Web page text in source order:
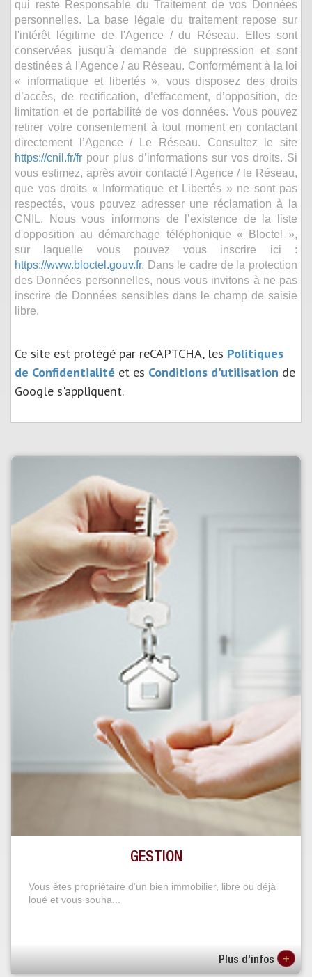
qui reste Responsable du Traitement de vos Données
personnelles. La base légale du traitement repose sur
l'intérêt légitime de l'Agence / du Réseau. Elles sont
conservées jusqu'à demande de suppression et sont
destinées à l'Agence / au Réseau. Conformément à la loi
« informatique et libertés », vous disposez des droits
d’accès, de rectification, d’effacement, d’opposition, de
limitation et de portabilité de vos données. Vous pouvez
retirer votre consentement à tout moment en contactant
directement l’Agence / Le Réseau. Consultez le site
https://cnil.fr/fr pour plus d’informations sur vos droits. Si
vous estimez, après avoir contacté l'Agence / le Réseau,
que vos droits « Informatique et Libertés » ne sont pas
respectés, vous pouvez adresser une réclamation à la
CNIL. Nous vous informons de l’existence de la liste
d'opposition au démarchage téléphonique « Bloctel »,
sur laquelle vous pouvez vous inscrire ici :
https://www.bloctel.gouv.fr. Dans le cadre de la protection
des Données personnelles, nous vous invitons à ne pas
inscrire de Données sensibles dans le champ de saisie
libre.
Ce site est protégé par reCAPTCHA, les Politiques
de Confidentialité et es Conditions d'utilisation de
Google s'appliquent.
GESTION
Vous êtes propriétaire d'un bien immobilier, libre ou déjà
loué et vous souha...
Plus d'infos +